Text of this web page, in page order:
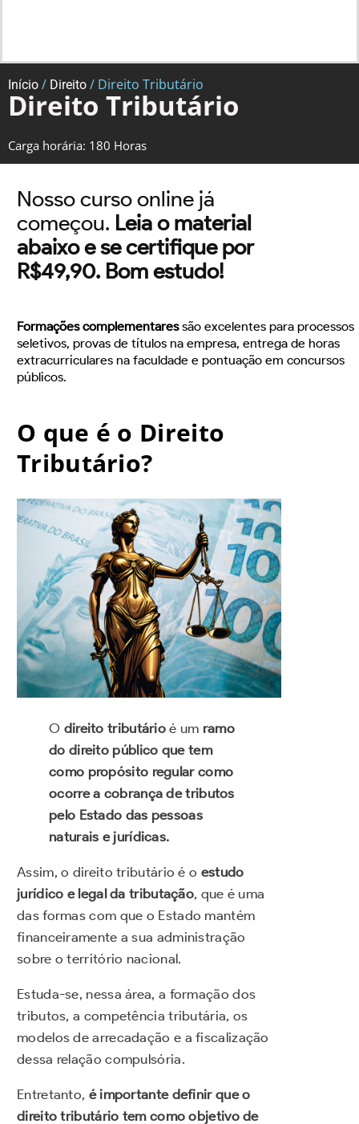
Início / Direito / Direito Tributário
Direito Tributário
Carga horária: 180 Horas
Nosso curso online já
começou. Leia o material
abaixo e se certifique por
R$49,90. Bom estudo!
Formações complementaressão excelentes para processos
seletivos, provas de títulos na empresa, entrega de horas
extracurriculares na faculdade e pontuação em concursos
públicos.
O que é o Direito
Tributário?
O direito tributário é um ramo
do direito público que tem
como propósito regular como
ocorre a cobrança de tributos
pelo Estado das pessoas
naturais e jurídicas.
Assim, o direito tributário é o estudo
jurídico e legal da tributação, que é uma
das formas com que o Estado mantém
financeiramente a sua administração
sobre o território nacional.
Estuda-se, nessa área, a formação dos
tributos, a competência tributária, os
modelos de arrecadação e a fiscalização
dessa relação compulsória.
Entretanto, é importante definir que o
direito tributário tem como objetivo de